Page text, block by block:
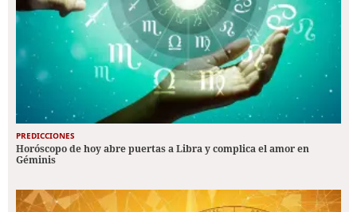
PREDICCIONES
Horóscopo de hoy abre puertas a Libra y complica el amor en
Géminis